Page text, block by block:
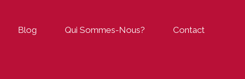
Blog Qui Sommes-Nous? Contact